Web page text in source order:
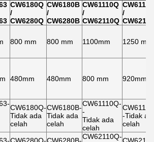
CW6180Q
/
CW6280Q
CW6180B
/
CW6280B
CW61110Q
/
CW62110Q
/
800 mm 800 mm 1100mm 1250 mm
480mm 480mm 800 mm 920mm
CW6180Q-
Tidak ada
celah
CW6180B-
Tidak ada
celah
CW61110Q-
-
Tidak ada
celah
-Tidak
celah
CW62110Q-